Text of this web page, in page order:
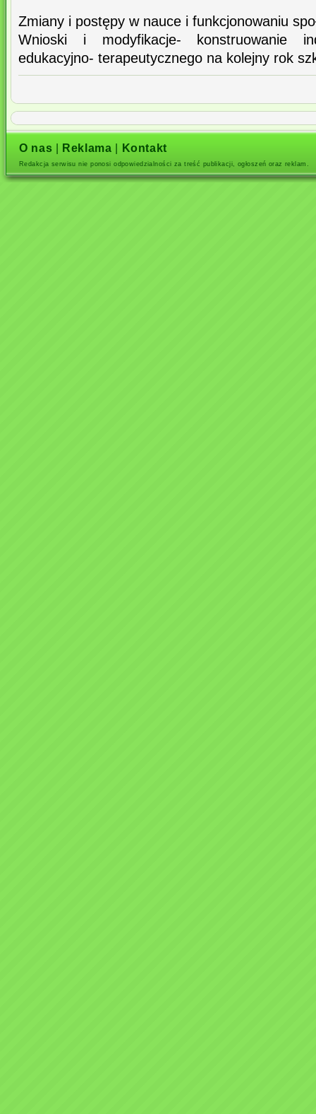
Zmiany i postępy w nauce i funkcjonowaniu
Wnioski i modyfikacje- konstruowanie
edukacyjno- terapeutycznego na kolejny rok
O nas Reklama Kontakt
Redakcja serwisu nie ponosi odpowiedzialności za treść publikacji, ogłoszeń oraz reklam.